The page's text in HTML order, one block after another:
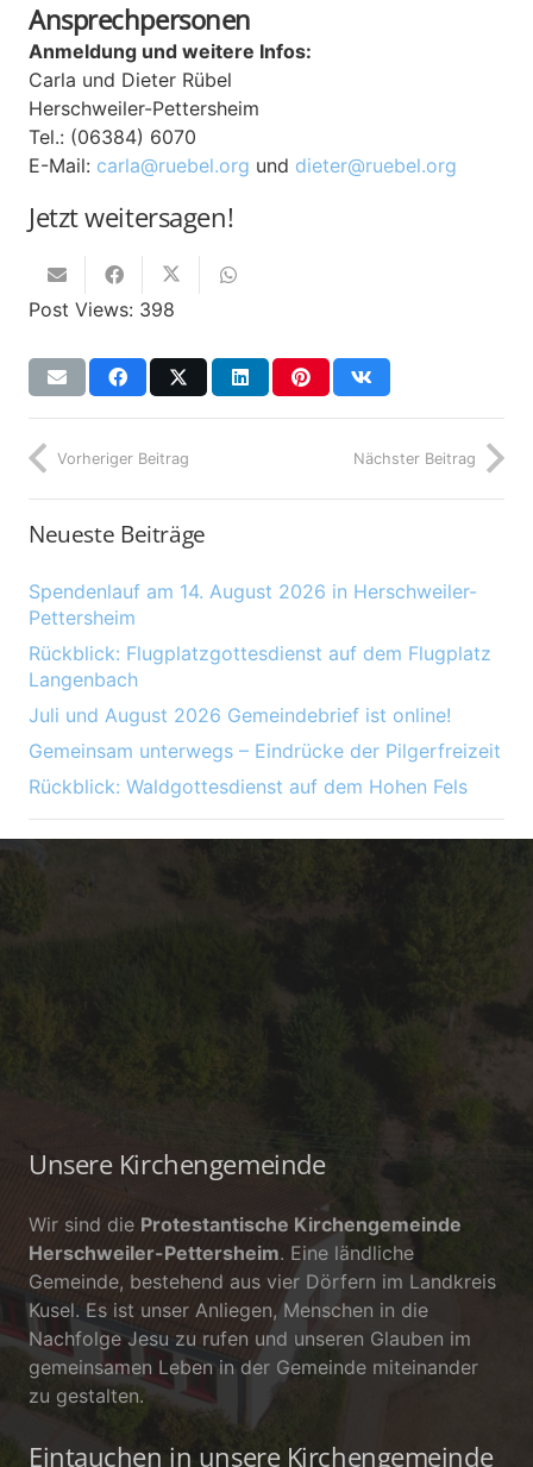
Ansprechpersonen
Anmeldung und weitere Infos:
Carla und Dieter Rübel
Herschweiler-Pettersheim
Tel.: (06384) 6070
E-Mail: carla@ruebel.org und dieter@ruebel.org
Jetzt weitersagen!
Post Views: 398
Vorheriger Beitrag Nächster Beitrag
Neueste Beiträge
Spendenlauf am 14. August 2026 in Herschweiler-
Pettersheim
Rückblick: Flugplatzgottesdienst auf dem Flugplatz
Langenbach
Juli und August 2026 Gemeindebrief ist online!
Gemeinsam unterwegs – Eindrücke der Pilgerfreizeit
Rückblick: Waldgottesdienst auf dem Hohen Fels
Unsere Kirchengemeinde
Wir sind die Protestantische Kirchengemeinde
Herschweiler-Pettersheim. Eine ländliche
Gemeinde, bestehend aus vier Dörfern im Landkreis
Kusel. Es ist unser Anliegen, Menschen in die
Nachfolge Jesu zu rufen und unseren Glauben im
gemeinsamen Leben in der Gemeinde miteinander
zu gestalten.
Eintauchen in unsere Kirchengemeinde